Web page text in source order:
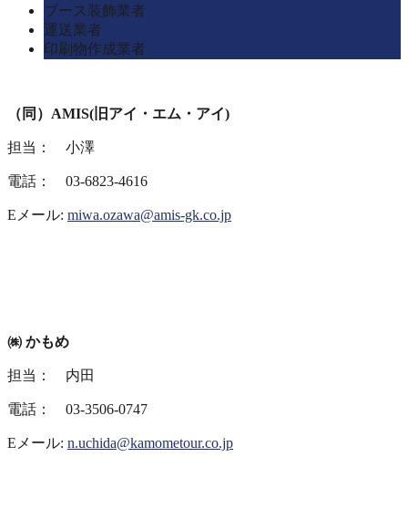
ブース装飾業者
運送業者
印刷物作成業者
（同）AMIS(旧アイ・エム・アイ)
担当： 小澤
電話： 03-6823-4616
Eメール: miwa.ozawa@amis-gk.co.jp
㈱ かもめ
担当： 内田
電話： 03-3506-0747
Eメール: n.uchida@kamometour.co.jp